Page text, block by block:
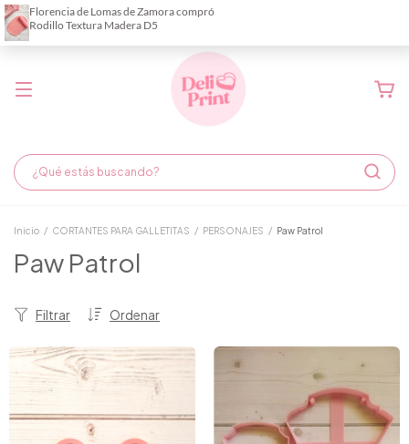
Demora de fabricación hasta 6 días hábiles
Inicio / CORTANTES PARA GALLETITAS / PERSONAJES / Paw Patrol
Paw Patrol
Ordenar
Filtrar